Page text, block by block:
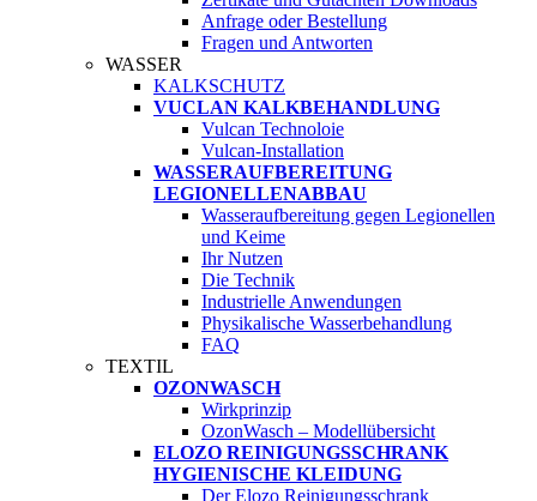
Anfrage oder Bestellung
Fragen und Antworten
WASSER
KALKSCHUTZ
VUCLAN KALKBEHANDLUNG
Vulcan Technoloie
Vulcan-Installation
WASSERAUFBEREITUNG
LEGIONELLENABBAU
Wasseraufbereitung gegen Legionellen
und Keime
Ihr Nutzen
Die Technik
Industrielle Anwendungen
Physikalische Wasserbehandlung
FAQ
TEXTIL
OZONWASCH
Wirkprinzip
OzonWasch – Modellübersicht
ELOZO REINIGUNGSSCHRANK
HYGIENISCHE KLEIDUNG
Der Elozo Reinigungsschrank